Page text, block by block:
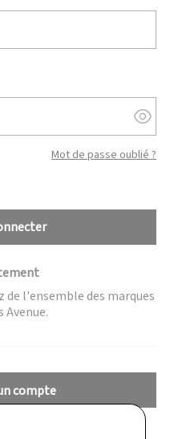
Afficher/
Mot de passe oublié ?
l'ensemble des marques
Avenue.
compte